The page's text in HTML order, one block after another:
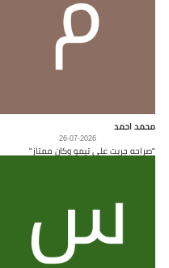
محمد احمد
26-07-2026
"صراحه جربت على تيمو وكان ممتاز"